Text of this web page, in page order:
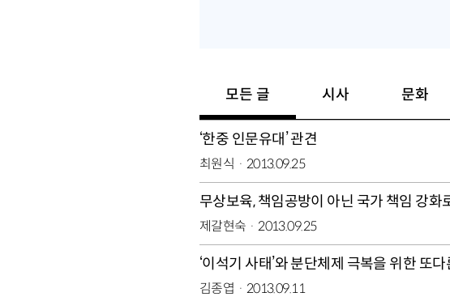
모든 글 시사 문화
‘한중 인문유대’ 관견
최원식 2013.09.25
무상보육, 책임공방이 아닌 국가 책임 강화
제갈현숙 2013.09.25
‘이석기 사태’와 분단체제 극복을 위한 또다
김종엽 2013.09.11